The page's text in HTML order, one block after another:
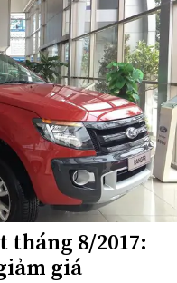
tháng 8/2017:
giá